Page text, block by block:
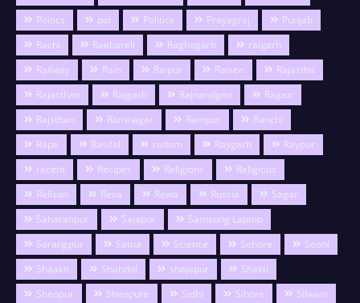
Poitics
pol Politics Prayagraj
Punjab
Rachi
Raebareli Raghogarh
raigarh
Railway
Rain Raipur Raisen
Rajastha
Rajasthan
Rajgarh Rajnandgao
Rajpur
Rajsthan
Ramnagar Rampur
Ranchi
Rape
Rasifal ratlam Raygarh
Raypur
recent
Recipes Religions
Religious
Relison
Reva Rewa Russia
Sagar
Saharanpur
Sajapur
Samsung Laptop
Sarangpur
Satna Science Sehore
Seoni
Shaakti
Shahdol shajapur
Shakti
Sheopur
Sheopure Sidhi Sihore
Silwani